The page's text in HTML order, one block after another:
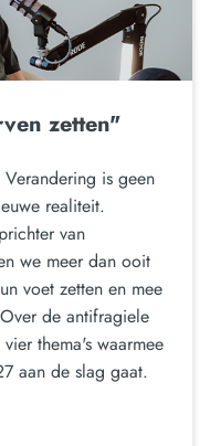
zetten"
is geen
realiteit.
van
we meer dan ooit
voet zetten en mee
de antifragiele
thema's waarmee
aan de slag gaat.